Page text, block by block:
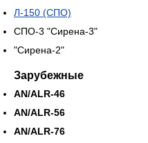
Л-150 (СПО)
СПО-3 "Сирена-3"
"Сирена-2"
Зарубежные
AN/ALR-46
AN/ALR-56
AN/ALR-76